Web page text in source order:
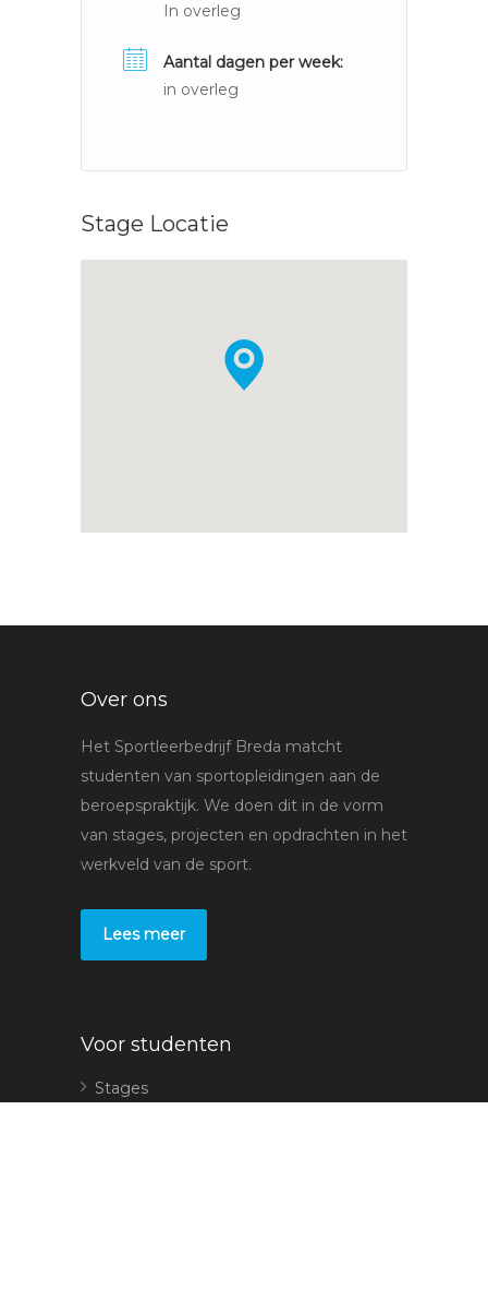
In overleg
Aantal dagen per week:
in overleg
Stage Locatie
Over ons
Het Sportleerbedrijf Breda matcht
studenten van sportopleidingen aan de
beroepspraktijk. We doen dit in de vorm
van stages, projecten en opdrachten in het
werkveld van de sport.
Lees meer
Voor studenten
Stages